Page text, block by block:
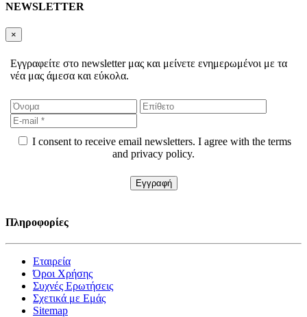
NEWSLETTER
×
Εγγραφείτε στο newsletter μας και μείνετε ενημερωμένοι με τα
νέα μας άμεσα και εύκολα.
I consent to receive email newsletters. I agree with the terms
and privacy policy.
Πληροφορίες
Εταιρεία
Όροι Χρήσης
Συχνές Ερωτήσεις
Σχετικά με Εμάς
Sitemap